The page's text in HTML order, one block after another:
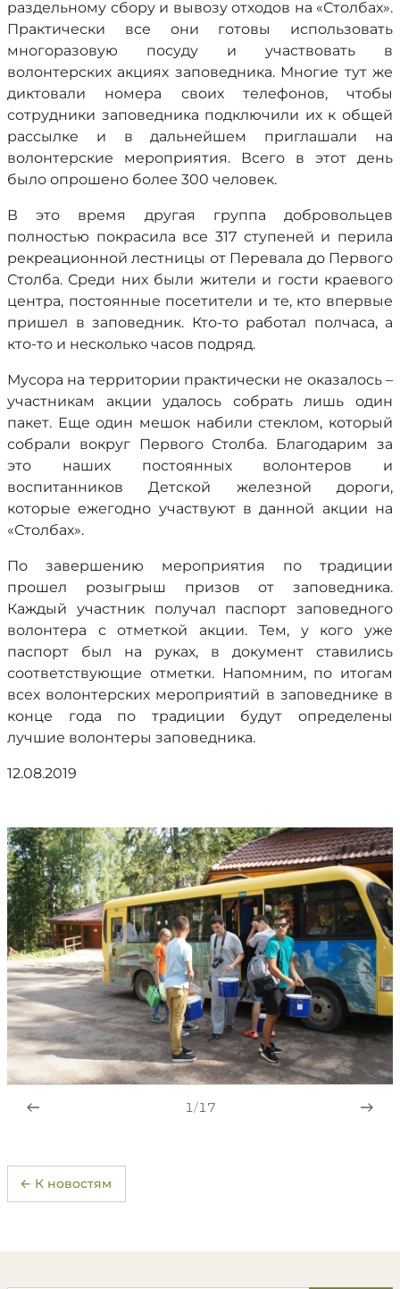
раздельному сбору и вывозу отходов на «Столбах».
Практически все они готовы использовать
многоразовую посуду и участвовать в
волонтерских акциях заповедника. Многие тут же
диктовали номера своих телефонов, чтобы
сотрудники заповедника подключили их к общей
рассылке и в дальнейшем приглашали на
волонтерские мероприятия. Всего в этот день
было опрошено более 300 человек.
В это время другая группа добровольцев
полностью покрасила все 317 ступеней и перила
рекреационной лестницы от Перевала до Первого
Столба. Среди них были жители и гости краевого
центра, постоянные посетители и те, кто впервые
пришел в заповедник. Кто-то работал полчаса, а
кто-то и несколько часов подряд.
Мусора на территории практически не оказалось –
участникам акции удалось собрать лишь один
пакет. Еще один мешок набили стеклом, который
собрали вокруг Первого Столба. Благодарим за
это наших постоянных волонтеров и
воспитанников Детской железной дороги,
которые ежегодно участвуют в данной акции на
«Столбах».
По завершению мероприятия по традиции
прошел розыгрыш призов от заповедника.
Каждый участник получал паспорт заповедного
волонтера с отметкой акции. Тем, у кого уже
паспорт был на руках, в документ ставились
соответствующие отметки. Напомним, по итогам
всех волонтерских мероприятий в заповеднике в
конце года по традиции будут определены
лучшие волонтеры заповедника.
12.08.2019
1/17
← К новостям